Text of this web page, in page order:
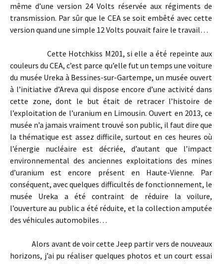
même d’une version 24 Volts réservée aux régiments de
transmission. Par sûr que le CEA se soit embêté avec cette
version quand une simple 12 Volts pouvait faire le travail…
Cette Hotchkiss M201, si elle a été repeinte aux
couleurs du CEA, c’est parce qu’elle fut un temps une voiture
du musée Ureka à Bessines-sur-Gartempe, un musée ouvert
à l’initiative d’Areva qui dispose encore d’une activité dans
cette zone, dont le but était de retracer l’histoire de
l’exploitation de l’uranium en Limousin. Ouvert en 2013, ce
musée n’a jamais vraiment trouvé son public, il faut dire que
la thématique est assez difficile, surtout en ces heures où
l’énergie nucléaire est décriée, d’autant que l’impact
environnemental des anciennes exploitations des mines
d’uranium est encore présent en Haute-Vienne. Par
conséquent, avec quelques difficultés de fonctionnement, le
musée Ureka a été contraint de réduire la voilure,
l’ouverture au public a été réduite, et la collection amputée
des véhicules automobiles…
Alors avant de voir cette Jeep partir vers de nouveaux
horizons, j’ai pu réaliser quelques photos et un court essai